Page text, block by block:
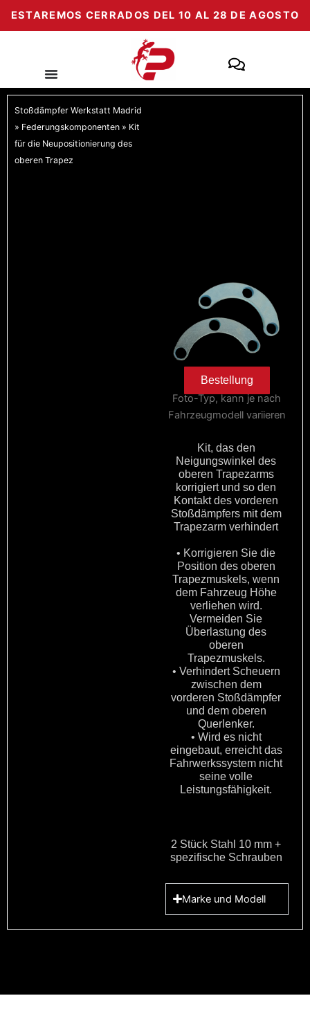
ESTAREMOS CERRADOS DEL 10 AL 28 DE AGOSTO
Stoßdämpfer Werkstatt Madrid
» Federungskomponenten » Kit
für die Neupositionierung des
oberen Trapez
Bestellung
Foto-Typ, kann je nach
Fahrzeugmodell variieren
Kit, das den
Neigungswinkel des
oberen Trapezarms
korrigiert und so den
Kontakt des vorderen
Stoßdämpfers mit dem
Trapezarm verhindert
• Korrigieren Sie die
Position des oberen
Trapezmuskels, wenn
dem Fahrzeug Höhe
verliehen wird.
Vermeiden Sie
Überlastung des
oberen
Trapezmuskels.
• Verhindert Scheuern
zwischen dem
vorderen Stoßdämpfer
und dem oberen
Querlenker.
• Wird es nicht
eingebaut, erreicht das
Fahrwerkssystem nicht
seine volle
Leistungsfähigkeit.
2 Stück Stahl 10 mm +
spezifische Schrauben
Marke und Modell